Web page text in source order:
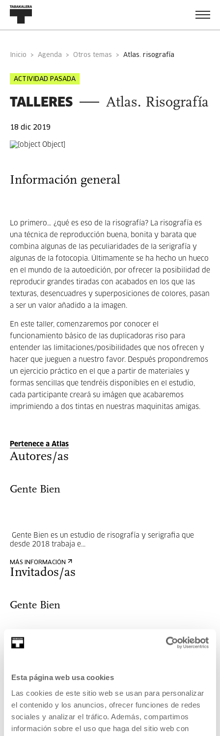
Esta página web usa cookies
Las cookies de este sitio web se usan para personalizar
el contenido y los anuncios, ofrecer funciones de redes
sociales y analizar el tráfico. Además, compartimos
información sobre el uso que haga del sitio web con
Inicio Agenda Otros temas atlas. risografía
ACTIVIDAD PASADA
TALLERES Atlas. Risografía
18 dic 2019
Información general
Lo primero… ¿qué es eso de la risografía? La risografía es
una técnica de reproducción buena, bonita y barata que
combina algunas de las peculiaridades de la serigrafía y
algunas de la fotocopia. Últimamente se ha hecho un hueco
en el mundo de la autoedición, por ofrecer la posibilidad de
reproducir grandes tiradas con acabados en los que las
texturas, desencuadres y superposiciones de colores, pasan
a ser un valor añadido a la imagen.
En este taller, comenzaremos por conocer el
funcionamiento básico de las duplicadoras riso para
entender las limitaciones/posibilidades que nos ofrecen y
hacer que jueguen a nuestro favor. Después propondremos
un ejercicio práctico en el que a partir de materiales y
formas sencillas que tendréis disponibles en el estudio,
cada participante creará su imágen que acabaremos
imprimiendo a dos tintas en nuestras maquinitas amigas.
Pertenece a Atlas
Autores/as
Gente Bien
Gente Bien es un estudio de risografía y serigrafia que
desde 2018 trabaja e...
MÁS INFORMACIÓN
Invitados/as
Gente Bien
MÁS INFORMACIÓN
Pertenece a Proyecto: Atlas